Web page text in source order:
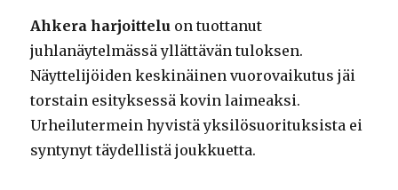
Ahkera harjoittelu on tuottanut
juhlanäytelmässä yllättävän tuloksen.
Näyttelijöiden keskinäinen vuorovaikutus jäi
torstain esityksessä kovin laimeaksi.
Urheilutermein hyvistä yksilösuorituksista ei
syntynyt täydellistä joukkuetta.